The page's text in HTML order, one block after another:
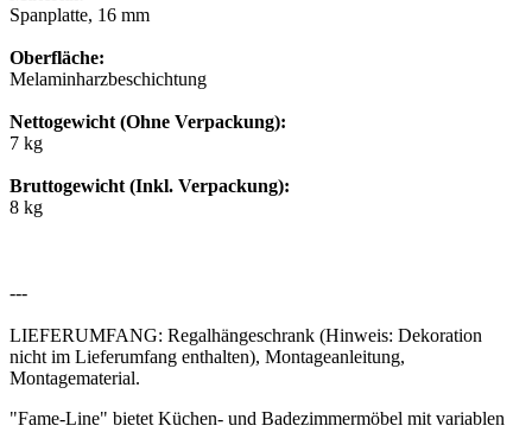
Spanplatte, 16 mm
Oberfläche:
Melaminharzbeschichtung
Nettogewicht (Ohne Verpackung):
7 kg
Bruttogewicht (Inkl. Verpackung):
8 kg
---
LIEFERUMFANG: Regalhängeschrank (Hinweis: Dekoration
nicht im Lieferumfang enthalten), Montageanleitung,
Montagematerial.
"Fame-Line" bietet Küchen- und Badezimmermöbel mit variablen